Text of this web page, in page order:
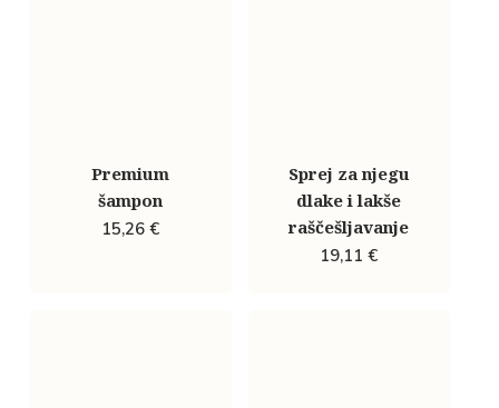
Premium
šampon
15,26€
Sprej za njegu
dlake i lakše
raščešljavanje
19,11€